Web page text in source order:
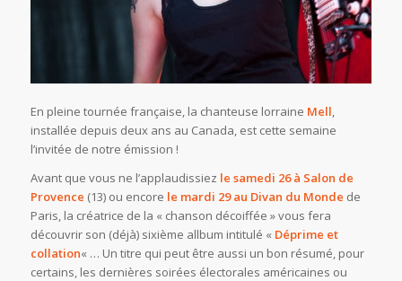
En pleine tournée française, la chanteuse lorraine Mell,
installée depuis deux ans au Canada, est cette semaine
l’invitée de notre émission !
Avant que vous ne l’applaudissiez le samedi 26 à Salon de
Provence (13) ou encore le mardi 29 au Divan du Monde de
Paris, la créatrice de la « chanson décoiffée » vous fera
découvrir son (déjà) sixième allbum intitulé « Déprime et
collation« … Un titre qui peut être aussi un bon résumé, pour
certains, les dernières soirées électorales américaines ou